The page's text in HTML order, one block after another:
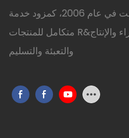
تأسست في عام 2006، كمزود خدمة
متكامل للمنتجات R&د- الشراء والإنتاج